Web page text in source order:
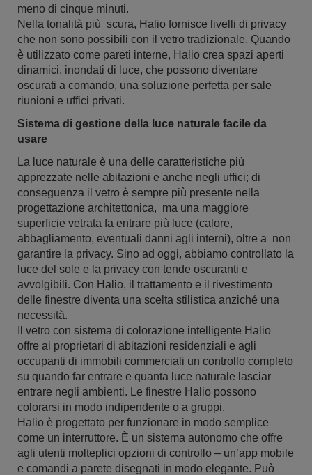
meno di cinque minuti.
Nella tonalità più scura, Halio fornisce livelli di privacy
che non sono possibili con il vetro tradizionale. Quando
è utilizzato come pareti interne, Halio crea spazi aperti
dinamici, inondati di luce, che possono diventare
oscurati a comando, una soluzione perfetta per sale
riunioni e uffici privati.
Sistema di gestione della luce naturale facile da
usare
La luce naturale è una delle caratteristiche più
apprezzate nelle abitazioni e anche negli uffici; di
conseguenza il vetro è sempre più presente nella
progettazione architettonica, ma una maggiore
superficie vetrata fa entrare più luce (calore,
abbagliamento, eventuali danni agli interni), oltre a non
garantire la privacy. Sino ad oggi, abbiamo controllato la
luce del sole e la privacy con tende oscuranti e
avvolgibili. Con Halio, il trattamento e il rivestimento
delle finestre diventa una scelta stilistica anziché una
necessità.
Il vetro con sistema di colorazione intelligente Halio
offre ai proprietari di abitazioni residenziali e agli
occupanti di immobili commerciali un controllo completo
su quando far entrare e quanta luce naturale lasciar
entrare negli ambienti. Le finestre Halio possono
colorarsi in modo indipendente o a gruppi.
Halio è progettato per funzionare in modo semplice
come un interruttore. È un sistema autonomo che offre
agli utenti molteplici opzioni di controllo – un’app mobile
e comandi a parete disegnati in modo elegante. Può